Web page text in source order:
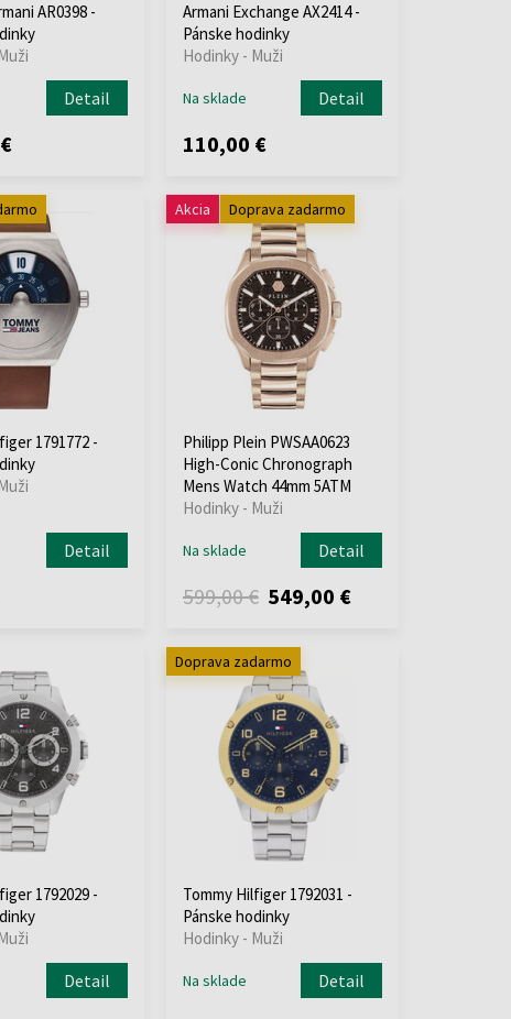
AR0398 -
Detail
Armani Exchange AX2414 -
Pánske hodinky
Hodinky - Muži
Na sklade Detail
110,00 €
1791772 -
Detail
Akcia Doprava zadarmo
Philipp Plein PWSAA0623
High-Conic Chronograph
Mens Watch 44mm 5ATM
Hodinky - Muži
Na sklade Detail
599,00 € 549,00 €
1792029 -
Detail
Doprava zadarmo
Tommy Hilfiger 1792031 -
Pánske hodinky
Hodinky - Muži
Na sklade Detail